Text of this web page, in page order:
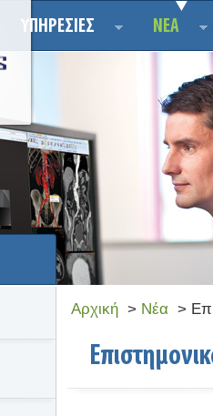
ΥΠΗΡΕΣΙΕΣ ΝΕΑ
Αρχική > Νέα >